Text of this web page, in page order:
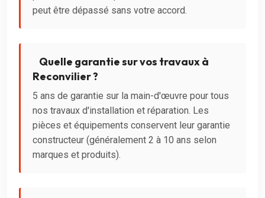
peut être dépassé sans votre accord.
Quelle garantie sur vos travaux à
Reconvilier ?
5 ans de garantie sur la main-d'œuvre pour tous
nos travaux d'installation et réparation. Les
pièces et équipements conservent leur garantie
constructeur (généralement 2 à 10 ans selon
marques et produits).